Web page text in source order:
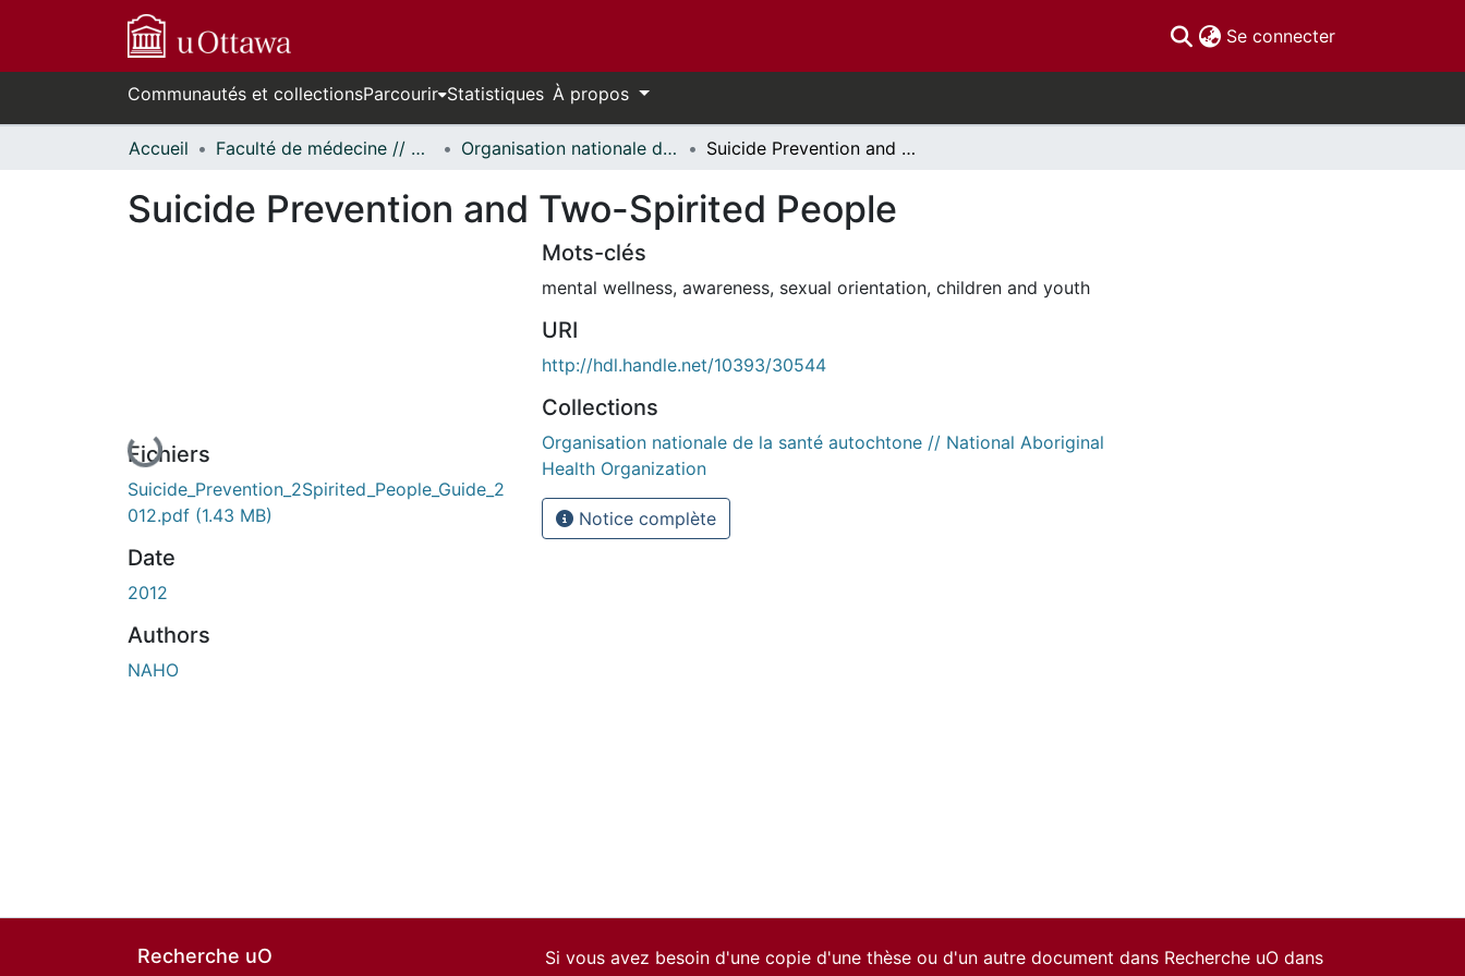
Se connecter(current)
Communautés et collectionsParcourir Statistiques À propos
Accueil Faculté de médecine // Faculty of Medicine Organisation nationale de la santé autochtone // National Aboriginal Health Organization Suicide Prevention and Two-Spirited People
Suicide Prevention and Two-Spirited People
En cours de chargement...
Fichiers
Suicide_Prevention_2Spirited_People_Guide_2
012.pdf (1.43 MB)
Date
2012
Authors
NAHO
Mots-clés
mental wellness, awareness, sexual orientation, children and youth
URI
http://hdl.handle.net/10393/30544
Collections
Organisation nationale de la santé autochtone // National Aboriginal
Health Organization
Notice complète
Recherche uO
Si vous avez besoin d'une copie d'une thèse ou d'un autre document dans Recherche uO dans